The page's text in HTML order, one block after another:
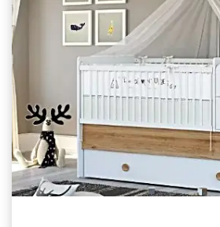
Burdur Mobilya İmalatçıları, Fabrikaları,
Eskişehir Mobilyacılar, Mobilya
Isparta Mobilyacılar, Mobilya Mağazaları,
Çankırı Mobilyacılar, Mobilya Mağazaları,
Mersin Mobilyacılar, Mobilya
Antalya Mobilyacıları, Mobilya